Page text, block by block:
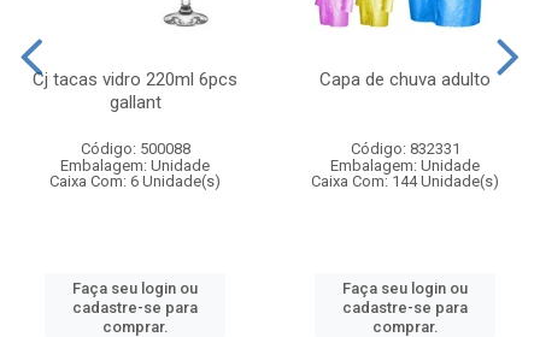
Cj tacas vidro 220ml 6pcs
gallant
Código: 500088
Embalagem: Unidade
Caixa Com: 6 Unidade(s)
Faça seu login ou
cadastre-se para
comprar.
Capa de chuva adulto
Código: 832331
Embalagem: Unidade
Caixa Com: 144 Unidade(s)
Faça seu login ou
cadastre-se para
comprar.